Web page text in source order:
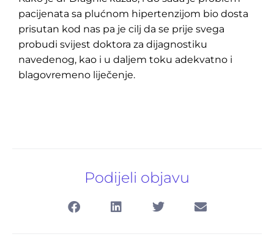
pacijenata sa plućnom hipertenzijom bio dosta
prisutan kod nas pa je cilj da se prije svega
probudi svijest doktora za dijagnostiku
navedenog, kao i u daljem toku adekvatno i
blagovremeno liječenje.
Podijeli objavu